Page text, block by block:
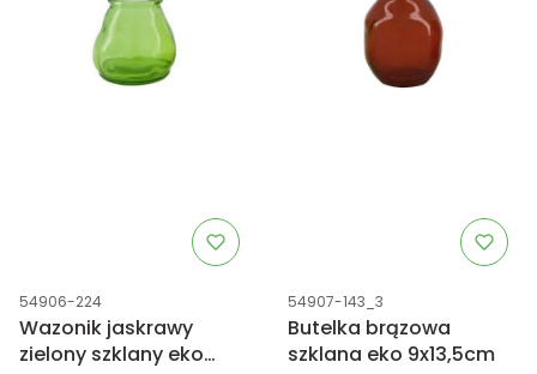
Kod produktu
54906-224
Wazonik jaskrawy
zielony szklany eko
Kod produktu
54907-143_3
Butelka brązowa
szklana eko 9x13,5cm